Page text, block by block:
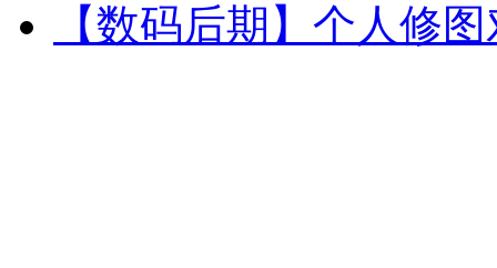
【数码后期】个人修